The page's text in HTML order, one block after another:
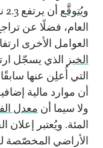
ويُتوقَّع
العام، فضلًا عن
العوامل الأخرى
الخبز الذي يسجّل
التي أُعلِن عنها
أن موارد مالية
ولا سيما أن معدل
المئة. ويُعتبر
الأراضي المخصّصة